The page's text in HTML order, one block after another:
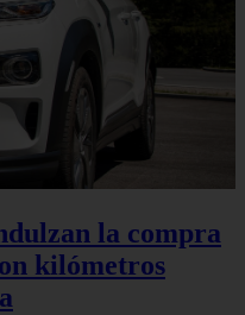
la compra
kilómetros